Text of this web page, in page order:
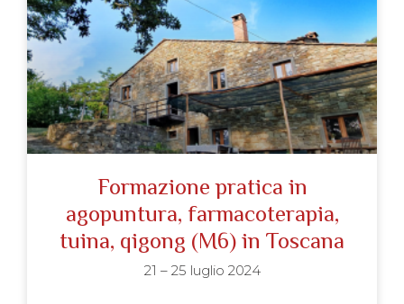
Formazione pratica in
agopuntura, farmacoterapia,
tuina, qigong (M6) in Toscana
21 – 25 luglio 2024